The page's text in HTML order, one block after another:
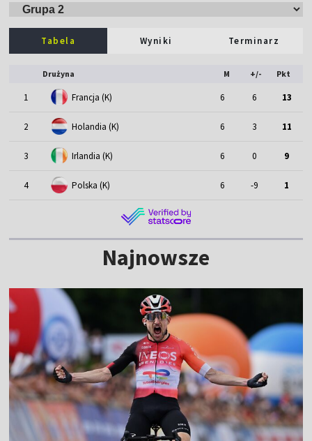
Tabela Wyniki Terminarz
Drużyna M +/- Pkt
1 Francja (K) 6 6 13
2 Holandia (K) 6 3 11
3 Irlandia (K) 6 0 9
4 Polska (K) 6 -9 1
Najnowsze